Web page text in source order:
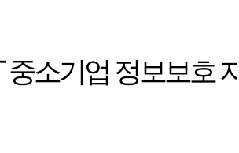
인류가 함께 공유" 강조
중소기업 정보보호